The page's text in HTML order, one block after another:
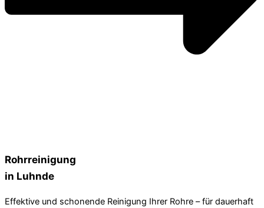
Rohrreinigung
in Luhnde
Effektive und schonende Reinigung Ihrer Rohre – für dauerhaft